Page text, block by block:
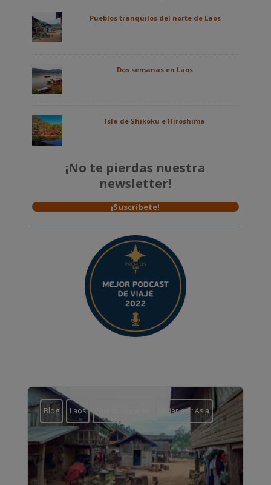
Pueblos tranquilos del norte de Laos
Dos semanas en Laos
Isla de Shikoku e Hiroshima
¡No te pierdas nuestra
newsletter!
¡Suscríbete!
Blog Laos Viajar por Asia